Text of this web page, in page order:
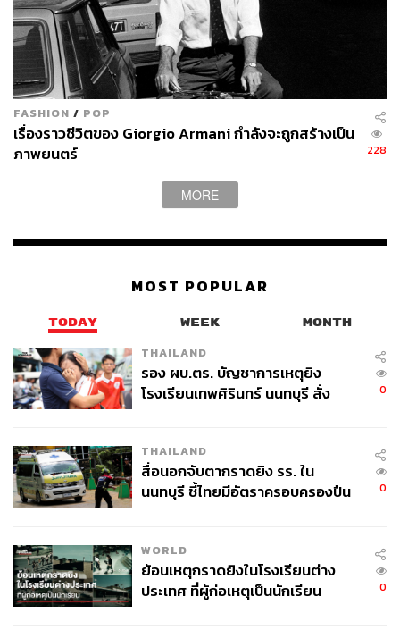
สำหรับการทำหน้าที่ภาพยนตร์สารคดีเอหิปัสสิโก
สิชันของตัวเองให้เป็นเพียงผู้เข้าไปเฝ้ามอง ติดตาม ทักถามถึง
สิ่งที่หลายๆ คนในสังคมสงสัย เคลือบแคลงใจ จากคู่กรณีทาง
ความคิดความเชื่อทั้ง 2 ฝั่ง หนังให้โอกาสในการที่ทางวัด
ธรรมกายจะพูดหรืออธิบายในสิ่งที่อยากบอก ขณะเดียวกัน
หนังก็เปิดพื้นที่ให้ฝ่ายตรงข้ามได้เล่าบอกในมุมมองของตัว
เองด้วยเช่นกัน
ส่วนที่ถือเป็นไฮไลต์ชนิดที่ผู้ชมจะพลาดไม่ได้ คือการทำ
การพาผู้ชมไปติดตาม ทำความรู้จักกับชีวิตและวิธีคิดของ
โอกาสได้เข้าไปสัมผัสกันง่ายๆ หากไม่ได้เป็นองคาพยพหนึ่งๆ
ของวัด
ก่อนที่ในช่วงสุดท้ายและบทสรุป หนังพาผู้ชมย้ำไปบนถนนที่
พุ่งตรงไปสู่สถานการณ์ความขัดแย้งระหว่างศิษยานุศิษย์กับ
เจ้าหน้าที่รัฐที่พยายามทุกวิถีทางเพื่อนำไปสู่การปิดล้อม ค้น
FASHION / POP
เรื่องราวชีวิตของ Giorgio Armani กำลังจะถูกสร้างเป็น
ภาพยนตร์
228
MORE
MOST POPULAR
TODAY WEEK MONTH
THAILAND
รอง ผบ.ตร. บัญชาการเหตุยิง
โรงเรียนเทพศิรินทร์ นนทบุรี สั่ง
0
THAILAND
สื่อนอกจับตากราดยิง รร. ใน
นนทบุรี ชี้ไทยมีอัตราครอบครองปืน
0
WORLD
ย้อนเหตุกราดยิงในโรงเรียนต่าง
ประเทศ ที่ผู้ก่อเหตุเป็นนักเรียน
0